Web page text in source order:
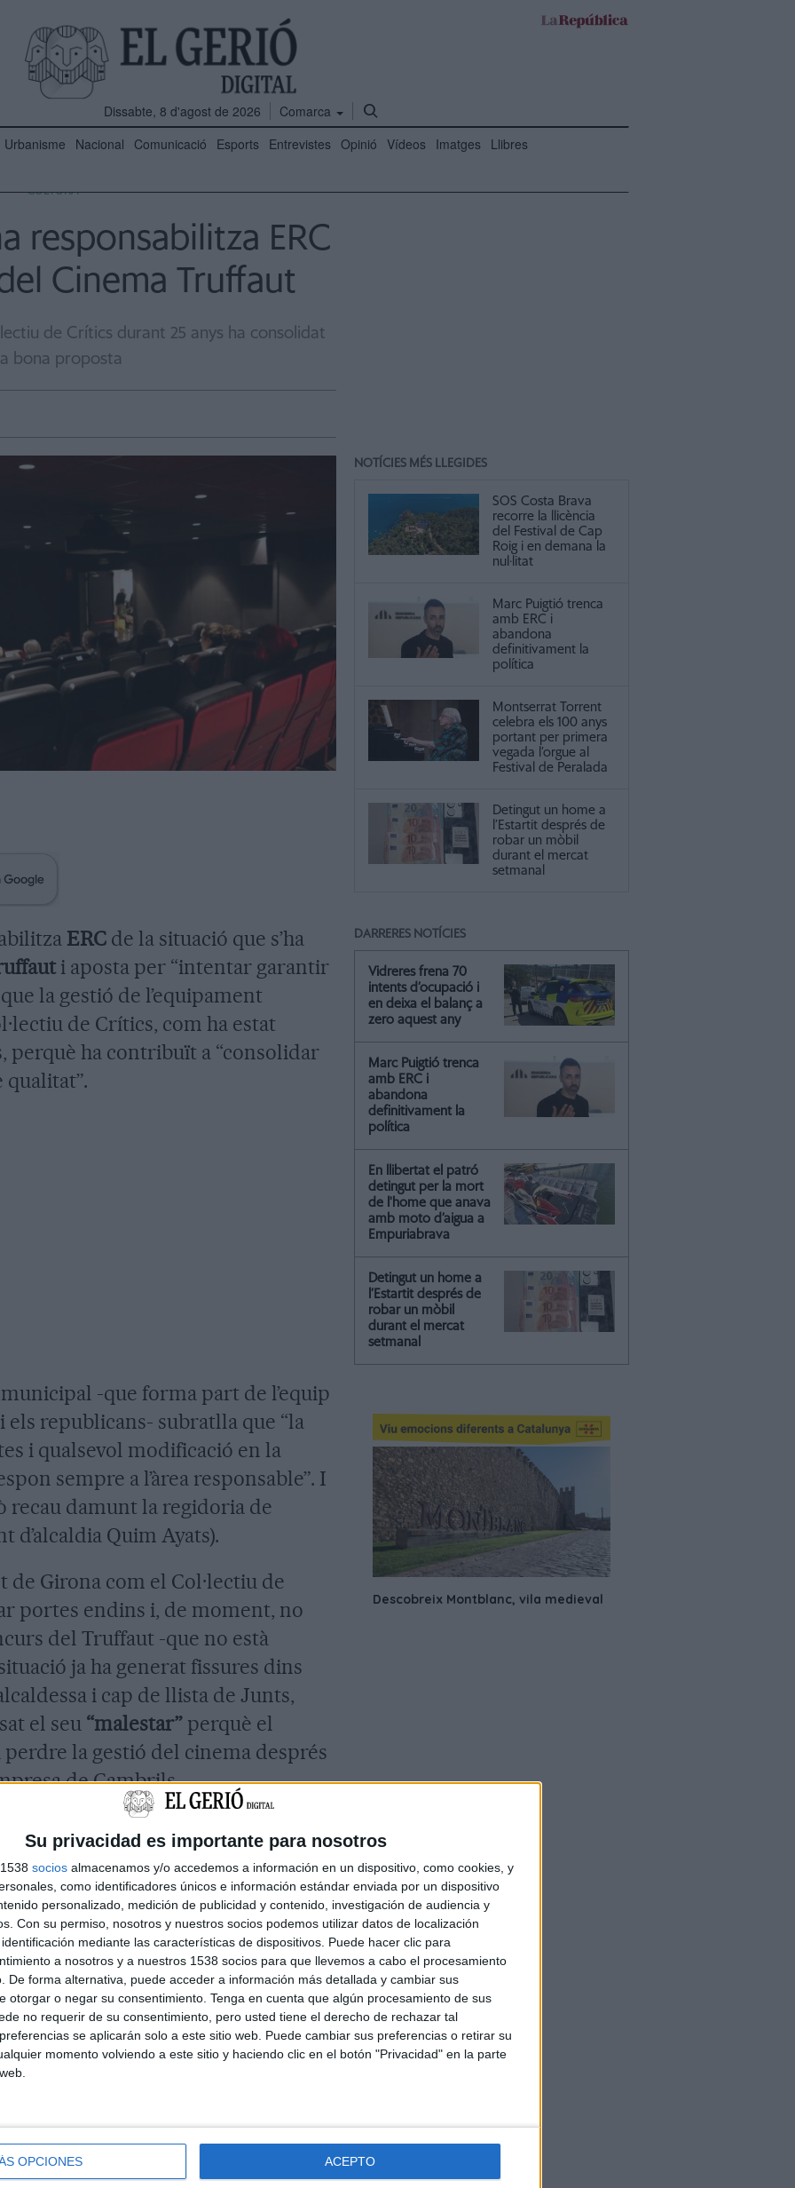
Su privacidad es importante para nosotros
socios almacenamos y/o accedemos a información en un dispositivo, como cookies, y
como identificadores únicos e información estándar enviada por un dispositivo
personalizado, medición de publicidad y contenido, investigación de audiencia y
Con su permiso, nosotros y nuestros socios podemos utilizar datos de localización
mediante las características de dispositivos. Puede hacer clic para
a nosotros y a nuestros 1538 socios para que llevemos a cabo el procesamiento
De forma alternativa, puede acceder a información más detallada y cambiar sus
otorgar o negar su consentimiento. Tenga en cuenta que algún procesamiento de sus
no requerir de su consentimiento, pero usted tiene el derecho de rechazar tal
se aplicarán solo a este sitio web. Puede cambiar sus preferencias o retirar su
momento volviendo a este sitio y haciendo clic en el botón "Privacidad" en la parte
OPCIONES ACEPTO
Dissabte, 8 d'agost de 2026
Comarca
Urbanisme Nacional Comunicació Esports Entrevistes Opinió Vídeos Imatges Llibres
CULTURA
responsabilitza ERC
Cinema Truffaut
de Crítics durant 25 anys ha consolidat
bona proposta
ERC de la situació que s’ha
i aposta per “intentar garantir
la gestió de l’equipament
de Crítics, com ha estat
perquè ha contribuït a “consolidar
-que forma part de l’equip
els republicans- subratlla que “la
i qualsevol modificació en la
sempre a l’àrea responsable”. I
recau damunt la regidoria de
Quim Ayats).
de Girona com el Col·lectiu de
portes endins i, de moment, no
del Truffaut -que no està
ja ha generat fissures dins
i cap de llista de Junts,
el seu “malestar” perquè el
la gestió del cinema després
de Cambrils.
un de subjectiu (amb 49
(amb els 51 restants sobre 100). En
i creadora de projecte va
Entre d’altres, aquí es
programació -el Truffaut ha apostat
originals- o el foment de la
altres equipaments culturals.
és el que, a priori, ha fet
l’empresa de Cambrils. La
oferta 4.000 euros més baixa que
va fer que guanyés aquest apartat
i que, per tant, s’imposés en el
NOTÍCIES MÉS LLEGIDES
SOS Costa Brava
recorre la llicència
del Festival de Cap
Roig i en demana la
nul·litat
Marc Puigtió trenca
amb ERC i
abandona
definitivament la
política
Montserrat Torrent
celebra els 100 anys
portant per primera
vegada l’orgue al
Festival de Peralada
Detingut un home a
l’Estartit després de
robar un mòbil
durant el mercat
setmanal
DARRERES NOTÍCIES
Vidreres frena 70
intents d’ocupació i
en deixa el balanç a
zero aquest any
Marc Puigtió trenca
amb ERC i
abandona
definitivament la
política
En llibertat el patró
detingut per la mort
de l'home que anava
amb moto d’aigua a
Empuriabrava
Detingut un home a
l’Estartit després de
robar un mòbil
durant el mercat
setmanal